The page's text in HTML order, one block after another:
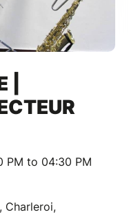
PM to 04:30 PM
Charleroi,